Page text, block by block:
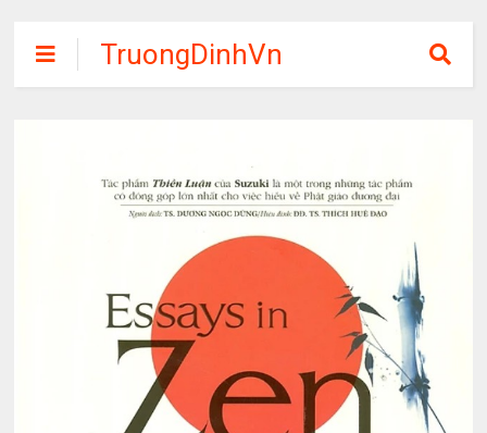
TruongDinhVn
Chia sẽ ebook,
tập miễn phí